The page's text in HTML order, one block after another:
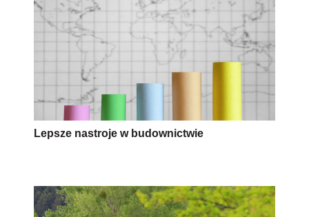
Lepsze nastroje w budownictwie